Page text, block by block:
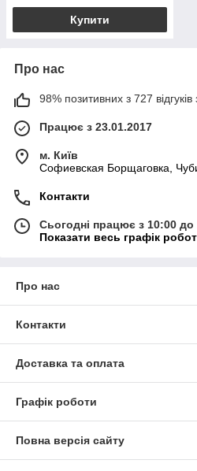
Купити
Про нас
98% позитивних з 727 відгуків
Працює з 23.01.2017
м. Київ
Софиевская Борщаговка,
Контакти
Сьогодні працює з 10:00 до
Показати весь графік
Про нас
Контакти
Доставка та оплата
Графік роботи
Повна версія сайту